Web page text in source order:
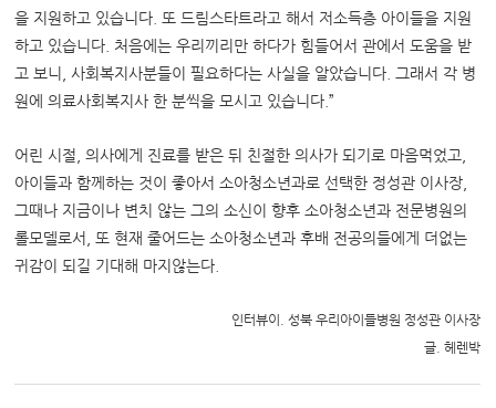
을 지원하고 있습니다. 또 드림스타트라고 해서 저소득층 아이들을 지원
하고 있습니다. 처음에는 우리끼리만 하다가 힘들어서 관에서 도움을 받
고 보니, 사회복지사분들이 필요하다는 사실을 알았습니다. 그래서 각 병
원에 의료사회복지사 한 분씩을 모시고 있습니다.”
어린 시절, 의사에게 진료를 받은 뒤 친절한 의사가 되기로 마음먹었고,
아이들과 함께하는 것이 좋아서 소아청소년과로 선택한 정성관 이사장,
그때나 지금이나 변치 않는 그의 소신이 향후 소아청소년과 전문병원의
롤모델로서, 또 현재 줄어드는 소아청소년과 후배 전공의들에게 더없는
귀감이 되길 기대해 마지않는다.
인터뷰이. 성북 우리아이들병원 정성관 이사장
글. 헤렌박